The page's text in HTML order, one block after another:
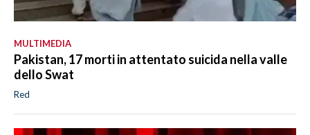
MULTIMEDIA
Pakistan, 17 morti in attentato suicida nella valle
dello Swat
Red